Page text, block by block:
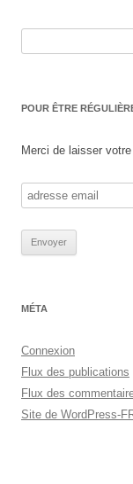
POUR ÊTRE
Merci de laisser votre
MÉTA
Connexion
Flux des publications
Flux des
Site de WordPress-